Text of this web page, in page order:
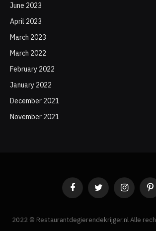
June 2023
April 2023
March 2023
March 2022
February 2022
January 2022
December 2021
November 2021
FacebookTwitter Instagram
2022 © Restaurantdegierendekrijger.nl Alle